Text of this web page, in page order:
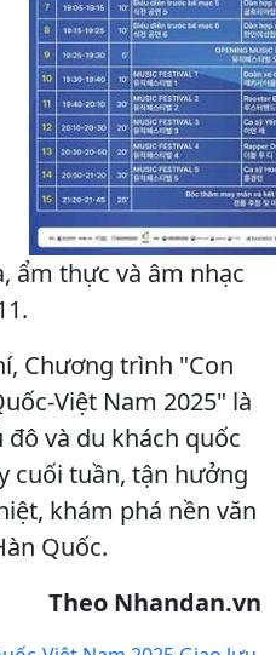
ẩm thực và âm nhạc
Chương trình "Con
Việt Nam 2025" là
và du khách quốc
cuối tuần, tận hưởng
khám phá nền văn
Quốc.
Theo Nhandan.vn